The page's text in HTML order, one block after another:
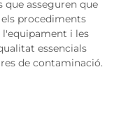
asseguren que
procediments
i les
essencials
de contaminació.